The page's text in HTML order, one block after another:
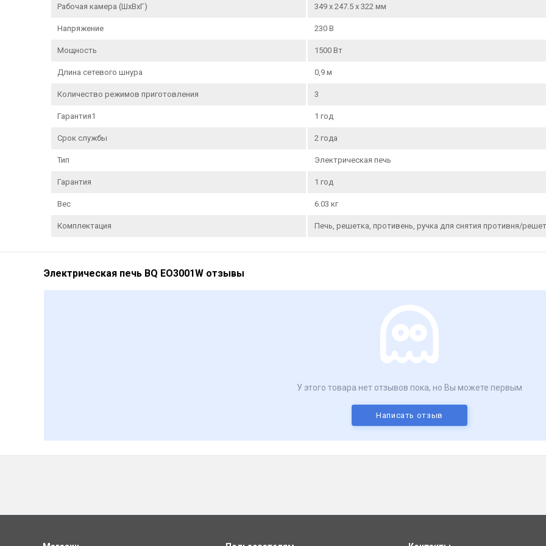
Рабочая камера (ШxВxГ) 349 x 247.5 x 322 мм
Напряжение 230 В
Мощность 1500 Вт
Длина сетевого шнура 0,9 м
Количество режимов приготовления 3
Гарантия1 1 год
Срок службы 2 года
Тип Электрическая печь
Гарантия 1 год
Вес 6.03 кг
Комплектация Печь, решетка, противень, ручка для снятия противня/
Электрическая печь BQ EO3001W отзывы
У этого товара нет отзывов пока, но Вы можете первым
Написать отзыв